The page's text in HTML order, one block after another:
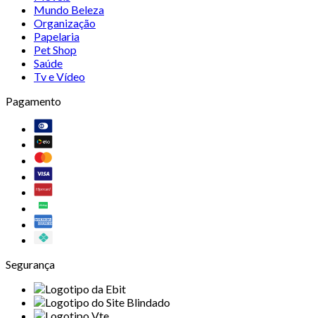
Mundo Beleza
Organização
Papelaria
Pet Shop
Saúde
Tv e Vídeo
Pagamento
Segurança